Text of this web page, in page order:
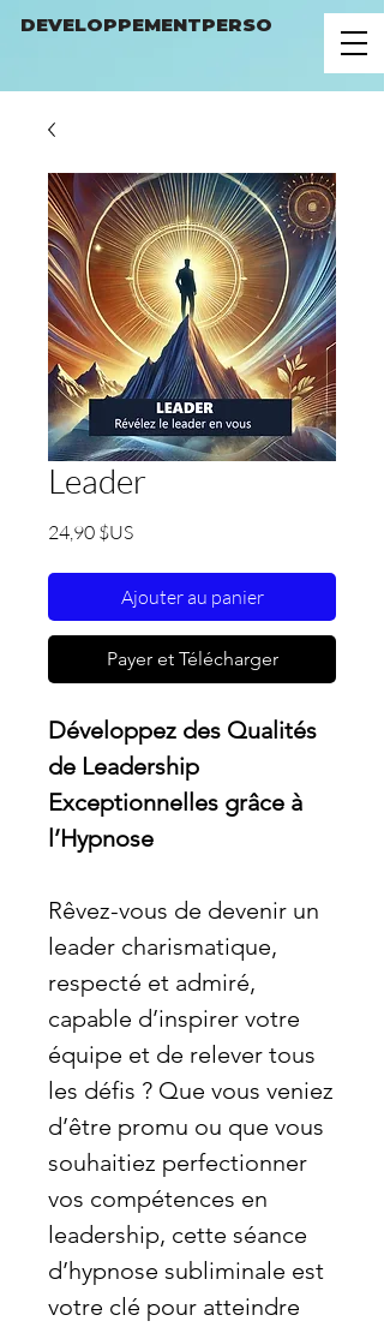
DEVELOPPEMENTPERSO
Leader
24,90 $USPrix
Ajouter au panier
Payer et Télécharger
Développez des Qualités
de Leadership
Exceptionnelles grâce à
l’Hypnose
Rêvez-vous de devenir un
leader charismatique,
respecté et admiré,
capable d’inspirer votre
équipe et de relever tous
les défis ? Que vous veniez
d’être promu ou que vous
souhaitiez perfectionner
vos compétences en
leadership, cette séance
d’hypnose subliminale est
votre clé pour atteindre